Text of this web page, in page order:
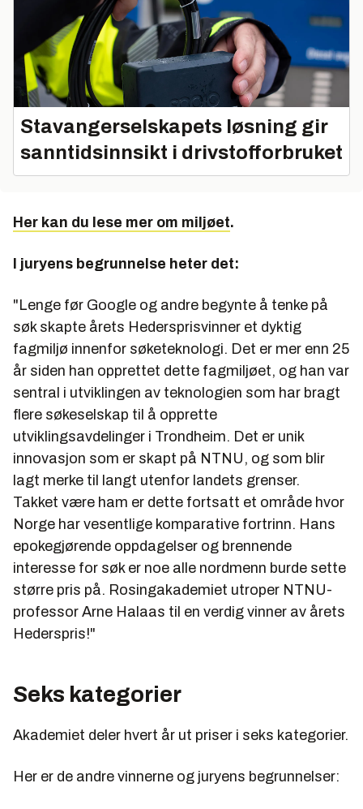
Stavangerselskapets løsning gir
sanntidsinnsikt i drivstofforbruket
Her kan du lese mer om miljøet.
I juryens begrunnelse heter det:
"Lenge før Google og andre begynte å tenke på
søk skapte årets Hedersprisvinner et dyktig
fagmiljø innenfor søketeknologi. Det er mer enn 25
år siden han opprettet dette fagmiljøet, og han var
sentral i utviklingen av teknologien som har bragt
flere søkeselskap til å opprette
utviklingsavdelinger i Trondheim. Det er unik
innovasjon som er skapt på NTNU, og som blir
lagt merke til langt utenfor landets grenser.
Takket være ham er dette fortsatt et område hvor
Norge har vesentlige komparative fortrinn. Hans
epokegjørende oppdagelser og brennende
interesse for søk er noe alle nordmenn burde sette
større pris på. Rosingakademiet utroper NTNU-
professor Arne Halaas til en verdig vinner av årets
Hederspris!"
Seks kategorier
Akademiet deler hvert år ut priser i seks kategorier.
Her er de andre vinnerne og juryens begrunnelser: